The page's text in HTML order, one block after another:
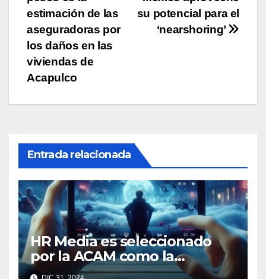
de
entradas
su potencial para el
‘nearshoring’
estimación de las
aseguradoras por
los daños en las
viviendas de
Acapulco
Entrada relacionada
HR Media es seleccionado
por la ACAM como la
medición oficial de